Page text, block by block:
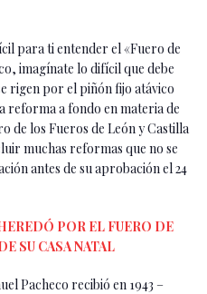
para ti entender el «Fuero de
imagínate lo difícil que debe
rigen por el piñón fijo atávico
reforma a fondo en materia de
de los Fueros de León y Castilla
muchas reformas que no se
antes de su aprobación el 24
POR EL FUERO DE
SU CASA NATAL
Pacheco recibió en 1943 –